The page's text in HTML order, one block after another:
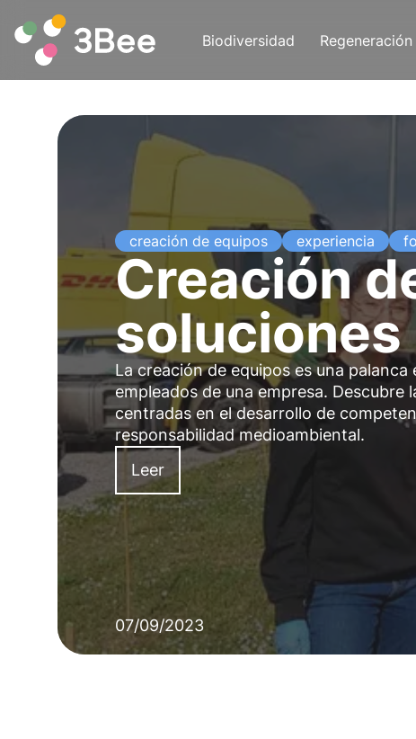
Biodiversidad Regeneración
creación de equipos experiencia
Creación
soluciones
La creación de equipos es una
empleados de una empresa.
centradas en el desarrollo de
responsabilidad medioambiental.
Leer
07/09/2023